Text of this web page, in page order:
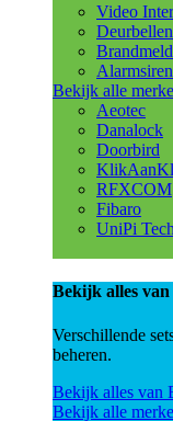
Video
Deurbellen
Bekijk alle
Aeotec
Danalock
Doorbird
RFXCOM
Fibaro
UniPi
Bekijk alles
Verschillende
beheren.
Bekijk alles van
Bekijk alle